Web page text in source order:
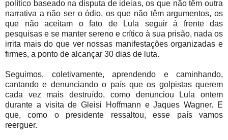
político baseado na disputa de ideias, os que não têm outra
narrativa a não ser o ódio, os que não têm argumentos, os
que não aceitam o fato de Lula seguir à frente das
pesquisas e se manter sereno e crítico à sua prisão, nada os
irrita mais do que ver nossas manifestações organizadas e
firmes, a ponto de alcançar 30 dias de luta.
Seguimos, coletivamente, aprendendo e caminhando,
cantando e denunciando o país que os golpistas querem
cada vez mais destruído, como denunciou Lula ontem
durante a visita de Gleisi Hoffmann e Jaques Wagner. E
que, como o presidente ressaltou, esse país vamos
reerguer.